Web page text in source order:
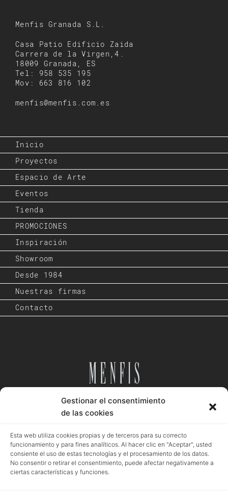
Gestionar el consentimiento
de las cookies
Esta web utiliza cookies propias y de terceros para su correcto
funcionamiento y para fines analíticos. Al hacer clic en "Aceptar", usted
consiente el uso de estas tecnologías y el procesamiento de los datos.
No consentir o retirar el consentimiento, puede afectar negativamente a
ciertas características y funciones.
Menfis Granada S.L.
Casa Patio Edificio Zaida
Carrera de la Virgen,4.
18009 Granada, ES
Tel: 958 535 195
Mov: 663 816 102
menfis@menfis.com.es
Inicio
Proyectos
Espacio de Arte
Eventos
Tienda
PROMOCIONES
Inspiración
Showroom
Desde 1984
Nuestras firmas
Contacto
Desde 1984
Aviso legal Política privacidad Política cookies